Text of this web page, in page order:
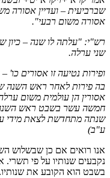
שברביעית – ועדיין אסורה
אסורה משום רבעי".
רש"י: "עלתה לו שנה – כיון
שני ערלה.
ופירות נטיעה זו אסורים
בה פירות לאחר ראש השנה
אסורין הן עולמית משום
חמשה עשר בשבט ראש השנה
שנתה מתחדשת לצאת
ע"ב)
אנו רואים אם כן שבשלוש
נקבעים שנותיו על פי
בשבט הוא הקובע את שנותיו.